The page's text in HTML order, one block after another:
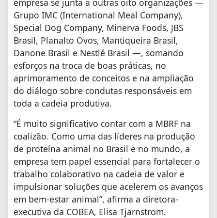
empresa se junta a outras oito organizações —
Grupo IMC (International Meal Company),
Special Dog Company, Minerva Foods, JBS
Brasil, Planalto Ovos, Mantiqueira Brasil,
Danone Brasil e Nestlé Brasil —, somando
esforços na troca de boas práticas, no
aprimoramento de conceitos e na ampliação
do diálogo sobre condutas responsáveis em
toda a cadeia produtiva.
“É muito significativo contar com a MBRF na
coalizão. Como uma das líderes na produção
de proteína animal no Brasil e no mundo, a
empresa tem papel essencial para fortalecer o
trabalho colaborativo na cadeia de valor e
impulsionar soluções que acelerem os avanços
em bem-estar animal”, afirma a diretora-
executiva da COBEA, Elisa Tjarnstrom.